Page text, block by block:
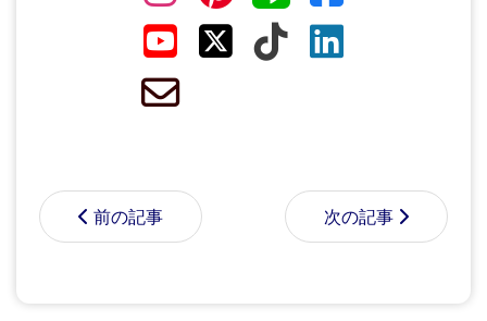
前の記事 次の記事